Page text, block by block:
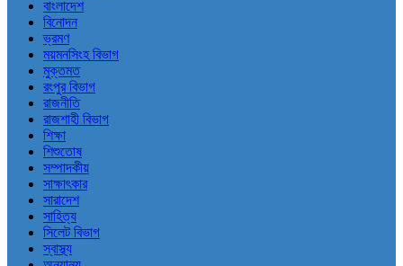
বাংলাদেশ
বিনোদন
ভ্রমণ
ময়মনসিংহ বিভাগ
মুক্তমত
রংপুর বিভাগ
রাজনীতি
রাজশাহী বিভাগ
শিক্ষা
শিশুতোষ
সম্পাদকীয়
সাক্ষাৎকার
সারাদেশ
সাহিত্য
সিলেট বিভাগ
স্বাস্থ্য